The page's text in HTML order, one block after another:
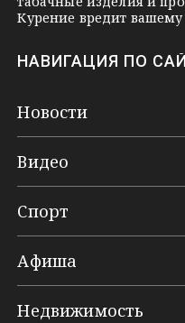
Курение вредит
НАВИГАЦИЯ ПО
Новости
Видео
Спорт
Афиша
Недвижимость